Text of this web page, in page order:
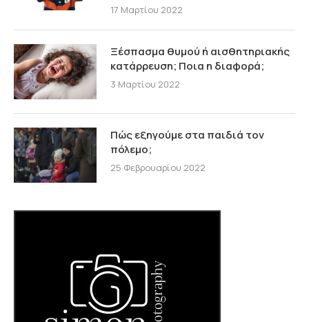
17 Μαρτίου 2022
Ξέσπασμα θυμού ή αισθητηριακής
κατάρρευση; Ποια η διαφορά;
3 Μαρτίου 2022
Πώς εξηγούμε στα παιδιά τον
πόλεμο;
25 Φεβρουαρίου 2022